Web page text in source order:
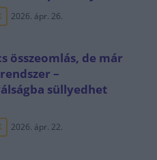
2026. ápr. 26.
összeomlás, de már
–
süllyedhet
2026. ápr. 22.